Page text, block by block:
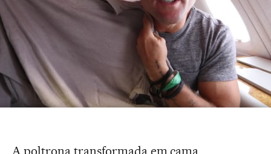
A poltrona transformada em cama